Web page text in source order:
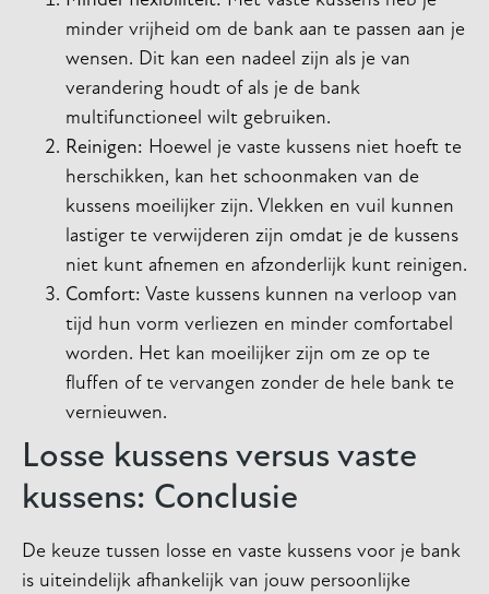
minder vrijheid om de bank aan te passen aan je
wensen. Dit kan een nadeel zijn als je van
verandering houdt of als je de bank
multifunctioneel wilt gebruiken.
Reinigen: Hoewel je vaste kussens niet hoeft te
herschikken, kan het schoonmaken van de
kussens moeilijker zijn. Vlekken en vuil kunnen
lastiger te verwijderen zijn omdat je de kussens
niet kunt afnemen en afzonderlijk kunt reinigen.
Comfort: Vaste kussens kunnen na verloop van
tijd hun vorm verliezen en minder comfortabel
worden. Het kan moeilijker zijn om ze op te
fluffen of te vervangen zonder de hele bank te
vernieuwen.
Losse kussens versus vaste
kussens: Conclusie
De keuze tussen losse en vaste kussens voor je bank
is uiteindelijk afhankelijk van jouw persoonlijke